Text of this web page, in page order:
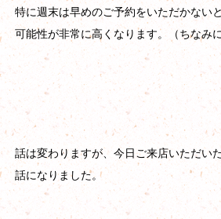
特に週末は早めのご予約をいただかない
可能性が非常に高くなります。（ちなみ
話は変わりますが、今日ご来店いただい
話になりました。